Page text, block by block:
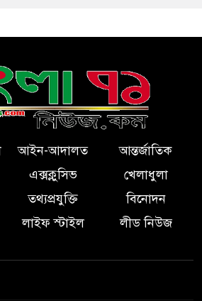
আইন-আদালত
আন্তর্জাতিক
এক্সক্লুসিভ
খেলাধুলা
তথ্যপ্রযুক্তি
বিনোদন
লাইফ স্টাইল লীড নিউজ